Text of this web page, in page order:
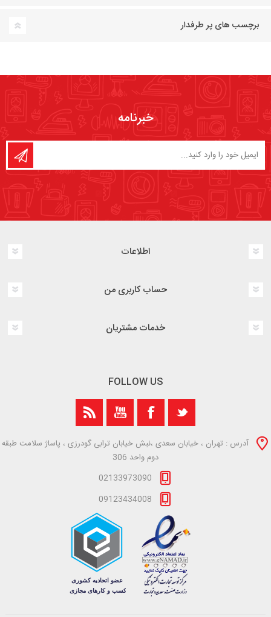
برچسب های پر طرفدار
خبرنامه
اطلاعات
حساب کاربری من
خدمات مشتریان
FOLLOW US
آدرس : تهران ، خیابان سعدی ،نبش خیابان ترابی گودرزی ، پاساژ سلامت طبقه
دوم واحد 306
02133973090
09123434008